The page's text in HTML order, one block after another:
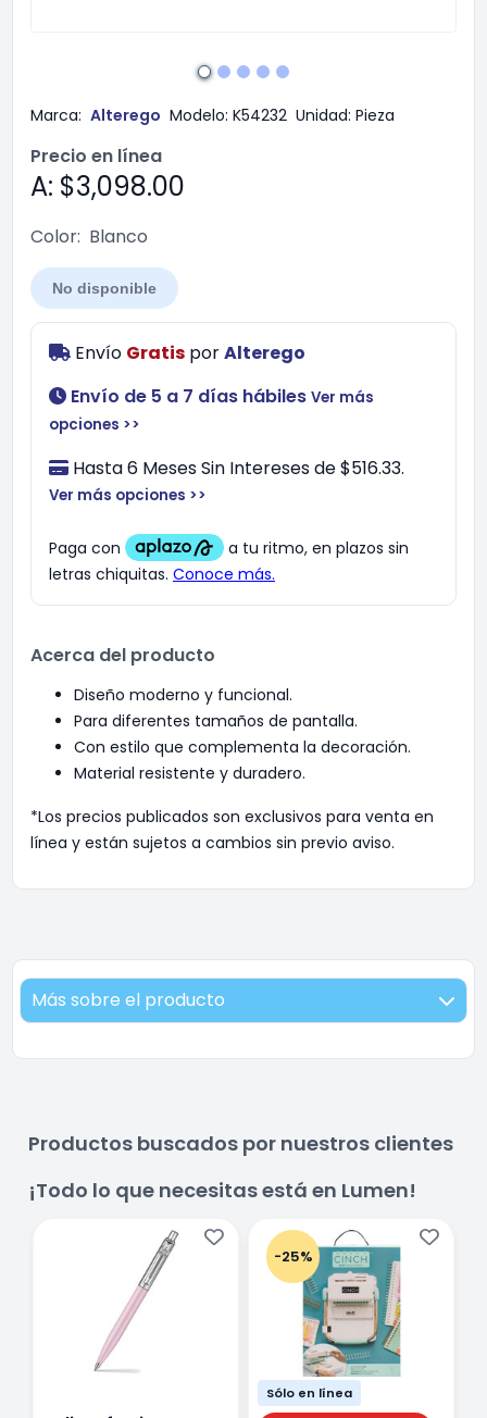
Marca: Alterego Modelo: K54232 Unidad: Pieza
Precio en línea
A: $3,098.00
Color: Blanco
No disponible
Envío Gratis porAlterego
Envío de 5 a 7 días hábiles Ver más
opciones >>
Hasta 6 Meses Sin Intereses de $516.33.
Ver más opciones >>
Acerca del producto
Diseño moderno y funcional.
Para diferentes tamaños de pantalla.
Con estilo que complementa la decoración.
Material resistente y duradero.
*Los precios publicados son exclusivos para venta en
línea y están sujetos a cambios sin previo aviso.
Más sobre el producto
Productos buscados por nuestros clientes
¡Todo lo que necesitas está en Lumen!
-25%
Sólo en línea